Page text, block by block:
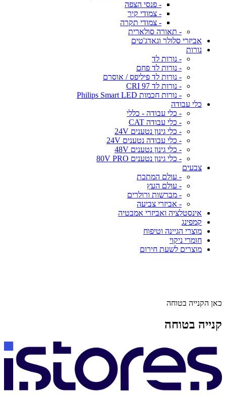
- פנסי הצפה
- צמודי קיר
- צמודי תקרה
- תאורה סולארית
אביזרי סלולר וגאדג'טים
נורות
- נורות לד
- נורות לד פחם
- נורות לד פיליפס / אוסרם
- נורות לד CRI 97
- נורות חכמות Philips Smart LED
כלי עבודה
- כלי עבודה - כללי
- כלי עבודה CAT
- כלי גינון נטענים 24V
- כלי עבודה נטענים 24V
- כלי גינון נטענים 48V
- כלי גינון נטענים 80V PRO
צבעים
- עולם המתכת
- עולם העץ
- מברשות ורולרים
- אביזרי צביעה
אינסטלציה ואביזרי אמבטיה
קמפינג
מוצרי הגיינה וטיפוח
חומרי ניקוי
מוצרים לשעת חירום
כאן הקנייה בטוחה
קנייה בטוחה